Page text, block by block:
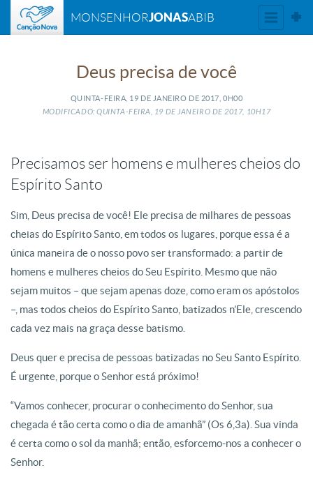
MONSENHORJONASABIB
Deus precisa de você
QUINTA-FEIRA, 19 DE JANEIRO DE 2017, 0H00
MODIFICADO: QUINTA-FEIRA, 19 DEJANEIRO DE2017, 10H17
Precisamos ser homens e mulheres cheios do
Espírito Santo
Sim, Deus precisa de você! Ele precisa de milhares de pessoas
cheias do Espírito Santo, em todos os lugares, porque essa é a
única maneira de o nosso povo ser transformado: a partir de
homens e mulheres cheios do Seu Espírito. Mesmo que não
sejam muitos – que sejam apenas doze, como eram os apóstolos
–, mas todos cheios do Espírito Santo, batizados n’Ele, crescendo
cada vez mais na graça desse batismo.
Deus quer e precisa de pessoas batizadas no Seu Santo Espírito.
É urgente, porque o Senhor está próximo!
“Vamos conhecer, procurar o conhecimento do Senhor, sua
chegada é tão certa como o dia de amanhã” (Os 6,3a). Sua vinda
é certa como o sol da manhã; então, esforcemo-nos a conhecer o
Senhor.